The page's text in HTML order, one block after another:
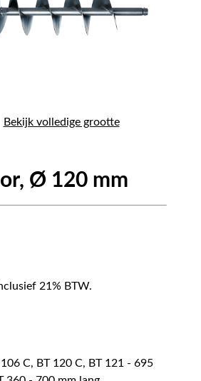
Bekijk volledige grootte
Ø 120 mm
21% BTW.
C, BT 120 C, BT 121 - 695